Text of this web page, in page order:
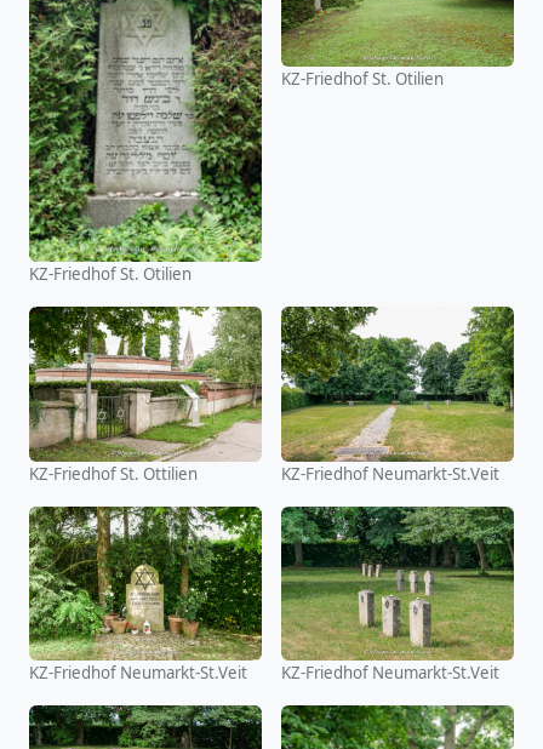
KZ-Friedhof St. Otilien
KZ-Friedhof St. Otilien
KZ-Friedhof St. Ottilien KZ-Friedhof Neumarkt-St.Veit
KZ-Friedhof Neumarkt-St.Veit KZ-Friedhof Neumarkt-St.Veit